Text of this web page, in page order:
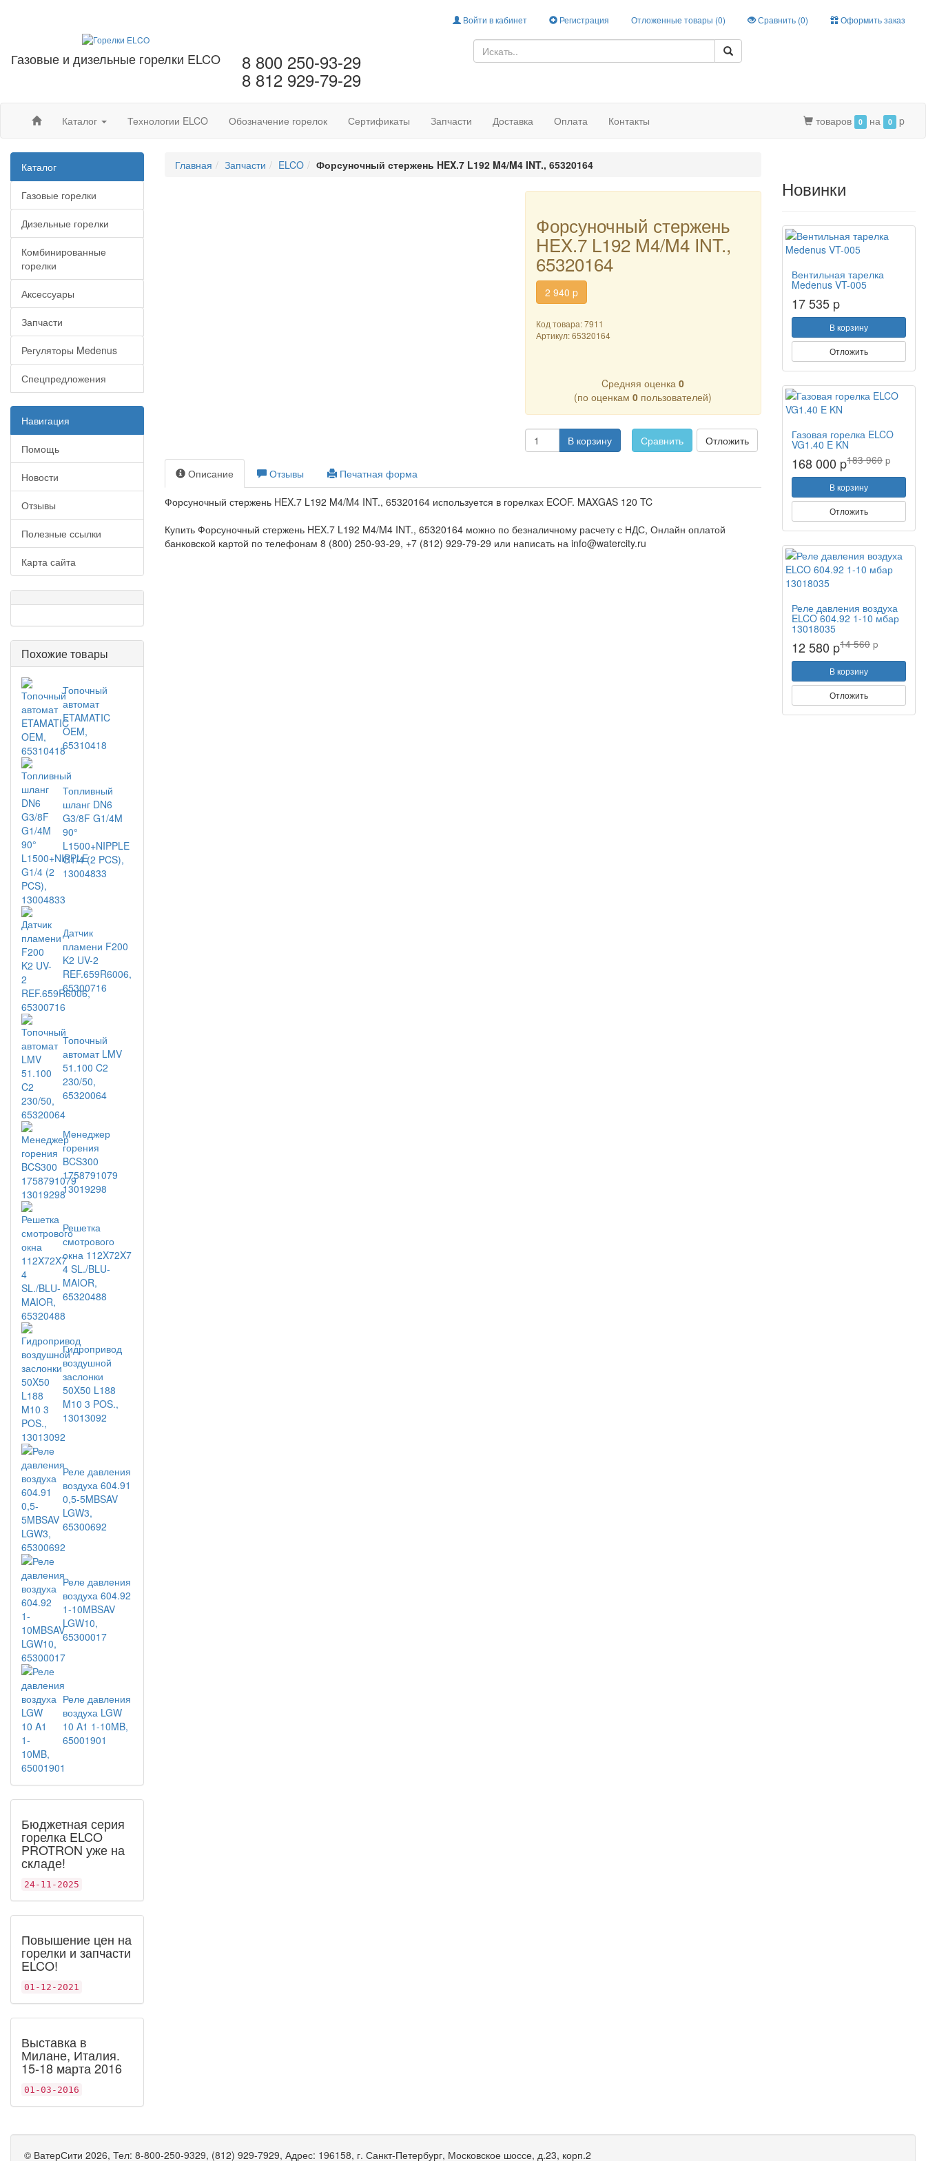
Газовые и дизельные горелки ELCO
Войти в кабинет Регистрация Отложенные товары (0) Сравнить (0) Оформить заказ
8 800 250-93-29
8 812 929-79-29
Каталог Технологии ELCO Обозначение горелок Сертификаты Запчасти Доставка Оплата Контакты товаров 0 на 0 p
Каталог
Газовые горелки
Дизельные горелки
Комбинированные
горелки
Аксессуары
Запчасти
Регуляторы Medenus
Спецпредложения
Навигация
Помощь
Новости
Отзывы
Полезные ссылки
Карта сайта
Похожие товары
Топочный
автомат
ETAMATIC
OEM,
65310418
Топливный
шланг DN6
G3/8F G1/4M
90°
L1500+NIPPLE
G1/4 (2 PCS),
13004833
Датчик
пламени F200
K2 UV-2
REF.659R6006,
65300716
Топочный
автомат LMV
51.100 C2
230/50,
65320064
Менеджер
горения
BCS300
1758791079
13019298
Решетка
смотрового
окна 112X72X7
4 SL./BLU-
MAIOR,
65320488
Гидропривод
воздушной
заслонки
50X50 L188
M10 3 POS.,
13013092
Реле давления
воздуха 604.91
0,5-5MBSAV
LGW3,
65300692
Реле давления
воздуха 604.92
1-10MBSAV
LGW10,
65300017
Реле давления
воздуха LGW
10 A1 1-10MB,
65001901
Бюджетная серия
горелка ELCO
PROTRON уже на
складе!
24-11-2025
Повышение цен на
горелки и запчасти
ELCO!
01-12-2021
Выставка в
Милане, Италия.
15-18 марта 2016
01-03-2016
Главная Запчасти ELCO Форсуночный стержень HEX.7 L192 M4/M4 INT., 65320164
Форсуночный стержень
HEX.7 L192 M4/M4 INT.,
65320164
2 940 p
Код товара: 7911
Артикул:65320164
Cредняя оценка0
(по оценкам0 пользователей)
В корзину Сравнить Отложить
Описание Отзывы Печатная форма
Форсуночный стержень HEX.7 L192 M4/M4 INT., 65320164 используется в горелках ECOF. MAXGAS 120 TC
Купить Форсуночный стержень HEX.7 L192 M4/M4 INT., 65320164 можно по безналичному расчету с НДС, Онлайн оплатой
банковской картой по телефонам 8 (800) 250-93-29, +7 (812) 929-79-29 или написать на info@watercity.ru
Новинки
Вентильная тарелка
Medenus VT-005
17 535 p
В корзину
Отложить
Газовая горелка ELCO
VG1.40 E KN
168 000 p183 960 p
В корзину
Отложить
Реле давления воздуха
ELCO 604.92 1-10 мбар
13018035
12 580 p14 560 p
В корзину
Отложить
© ВатерСити 2026, Тел: 8-800-250-9329, (812) 929-7929, Адрес: 196158, г. Санкт-Петербург, Московское шоссе, д.23, корп.2